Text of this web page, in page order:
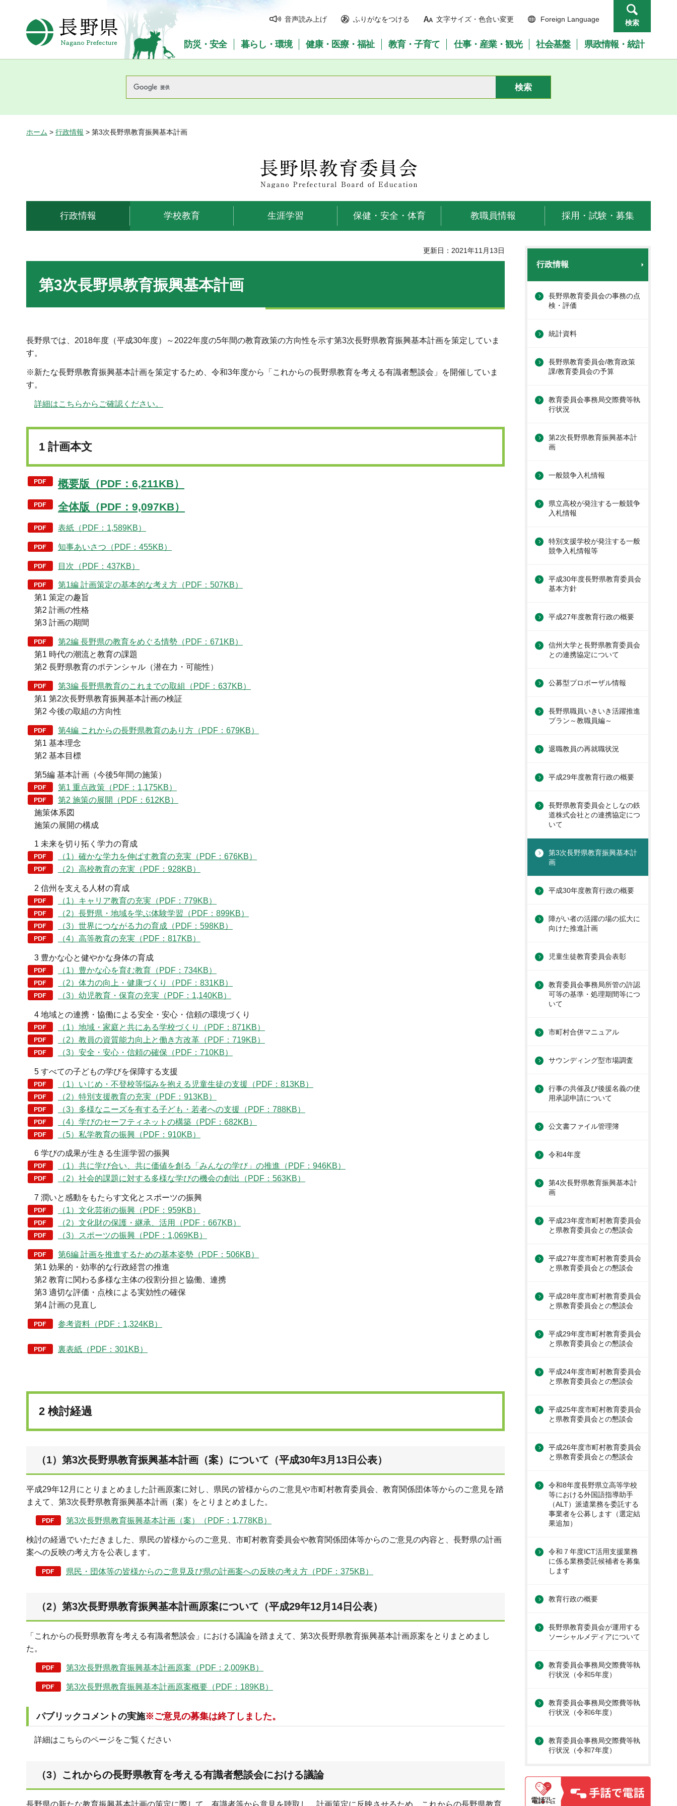
長野県Nagano Prefecture
音声読み上げ ふりがなをつける 文字サイズ・色合い変更 Foreign Language 検索
防災・安全 暮らし・環境 健康・医療・福祉 教育・子育て 仕事・産業・観光 社会基盤 県政情報・統計
ホーム > 行政情報 > 第3次長野県教育振興基本計画
長野県教育委員会
行政情報 学校教育 生涯学習 保健・安全・体育 教職員情報 採用・試験・募集
更新日：2021年11月13日
第3次長野県教育振興基本計画
長野県では、2018年度（平成30年度）～2022年度の5年間の教育政策の方向性を示す第3次長野県教育振興基本計画を策定していま
す。
※新たな長野県教育振興基本計画を策定するため、令和3年度から「これからの長野県教育を考える有識者懇談会」を開催していま
す。
詳細はこちらからご確認ください。
1 計画本文
概要版（PDF：6,211KB）
全体版（PDF：9,097KB）
表紙（PDF：1,589KB）
知事あいさつ（PDF：455KB）
目次（PDF：437KB）
第1編 計画策定の基本的な考え方（PDF：507KB）
第1 策定の趣旨
第2 計画の性格
第3 計画の期間
第2編 長野県の教育をめぐる情勢（PDF：671KB）
第1 時代の潮流と教育の課題
第2 長野県教育のポテンシャル（潜在力・可能性）
第3編 長野県教育のこれまでの取組（PDF：637KB）
第1 第2次長野県教育振興基本計画の検証
第2 今後の取組の方向性
第4編 これからの長野県教育のあり方（PDF：679KB）
第1 基本理念
第2 基本目標
第5編 基本計画（今後5年間の施策）
第1 重点政策（PDF：1,175KB）
第2 施策の展開（PDF：612KB）
施策体系図
施策の展開の構成
1 未来を切り拓く学力の育成
（1）確かな学力を伸ばす教育の充実（PDF：676KB）
（2）高校教育の充実（PDF：928KB）
2 信州を支える人材の育成
（1）キャリア教育の充実（PDF：779KB）
（2）長野県・地域を学ぶ体験学習（PDF：899KB）
（3）世界につながる力の育成（PDF：598KB）
（4）高等教育の充実（PDF：817KB）
3 豊かな心と健やかな身体の育成
（1）豊かな心を育む教育（PDF：734KB）
（2）体力の向上・健康づくり（PDF：831KB）
（3）幼児教育・保育の充実（PDF：1,140KB）
4 地域との連携・協働による安全・安心・信頼の環境づくり
（1）地域・家庭と共にある学校づくり（PDF：871KB）
（2）教員の資質能力向上と働き方改革（PDF：719KB）
（3）安全・安心・信頼の確保（PDF：710KB）
5 すべての子どもの学びを保障する支援
（1）いじめ・不登校等悩みを抱える児童生徒の支援（PDF：813KB）
（2）特別支援教育の充実（PDF：913KB）
（3）多様なニーズを有する子ども・若者への支援（PDF：788KB）
（4）学びのセーフティネットの構築（PDF：682KB）
（5）私学教育の振興（PDF：910KB）
6 学びの成果が生きる生涯学習の振興
（1）共に学び合い、共に価値を創る「みんなの学び」の推進（PDF：946KB）
（2）社会的課題に対する多様な学びの機会の創出（PDF：563KB）
7 潤いと感動をもたらす文化とスポーツの振興
（1）文化芸術の振興（PDF：959KB）
（2）文化財の保護・継承、活用（PDF：667KB）
（3）スポーツの振興（PDF：1,069KB）
第6編 計画を推進するための基本姿勢（PDF：506KB）
第1 効果的・効率的な行政経営の推進
第2 教育に関わる多様な主体の役割分担と協働、連携
第3 適切な評価・点検による実効性の確保
第4 計画の見直し
参考資料（PDF：1,324KB）
裏表紙（PDF：301KB）
2 検討経過
（1）第3次長野県教育振興基本計画（案）について（平成30年3月13日公表）
平成29年12月にとりまとめました計画原案に対し、県民の皆様からのご意見や市町村教育委員会、教育関係団体等からのご意見を踏
まえて、第3次長野県教育振興基本計画（案）をとりまとめました。
第3次長野県教育振興基本計画（案）（PDF：1,778KB）
検討の経過でいただきました、県民の皆様からのご意見、市町村教育委員会や教育関係団体等からのご意見の内容と、長野県の計画
案への反映の考え方を公表します。
県民・団体等の皆様からのご意見及び県の計画案への反映の考え方（PDF：375KB）
（2）第3次長野県教育振興基本計画原案について（平成29年12月14日公表）
「これからの長野県教育を考える有識者懇談会」における議論を踏まえて、第3次長野県教育振興基本計画原案をとりまとめまし
た。
第3次長野県教育振興基本計画原案（PDF：2,009KB）
第3次長野県教育振興基本計画原案概要（PDF：189KB）
パブリックコメントの実施※ご意見の募集は終了しました。
詳細はこちらのページをご覧ください
（3）これからの長野県教育を考える有識者懇談会における議論
長野県の新たな教育振興基本計画の策定に際して、有識者等から意見を聴取し、計画策定に反映させるため、これからの長野県教育
行政情報
長野県教育委員会の事務の点
検・評価
統計資料
長野県教育委員会/教育政策
課/教育委員会の予算
教育委員会事務局交際費等執
行状況
第2次長野県教育振興基本計
画
一般競争入札情報
県立高校が発注する一般競争
入札情報
特別支援学校が発注する一般
競争入札情報等
平成30年度長野県教育委員会
基本方針
平成27年度教育行政の概要
信州大学と長野県教育委員会
との連携協定について
公募型プロポーザル情報
長野県職員いきいき活躍推進
プラン～教職員編～
退職教員の再就職状況
平成29年度教育行政の概要
長野県教育委員会としなの鉄
道株式会社との連携協定につ
いて
第3次長野県教育振興基本計
画
平成30年度教育行政の概要
障がい者の活躍の場の拡大に
向けた推進計画
児童生徒教育委員会表彰
教育委員会事務局所管の許認
可等の基準・処理期間等につ
いて
市町村合併マニュアル
サウンディング型市場調査
行事の共催及び後援名義の使
用承認申請について
公文書ファイル管理簿
令和4年度
第4次長野県教育振興基本計
画
平成23年度市町村教育委員会
と県教育委員会との懇談会
平成27年度市町村教育委員会
と県教育委員会との懇談会
平成28年度市町村教育委員会
と県教育委員会との懇談会
平成29年度市町村教育委員会
と県教育委員会との懇談会
平成24年度市町村教育委員会
と県教育委員会との懇談会
平成25年度市町村教育委員会
と県教育委員会との懇談会
平成26年度市町村教育委員会
と県教育委員会との懇談会
令和8年度長野県立高等学校
等における外国語指導助手
（ALT）派遣業務を委託する
事業者を公募します（選定結
果追加）
令和７年度ICT活用支援業務
に係る業務委託候補者を募集
します
教育行政の概要
長野県教育委員会が運用する
ソーシャルメディアについて
教育委員会事務局交際費等執
行状況（令和5年度）
教育委員会事務局交際費等執
行状況（令和6年度）
教育委員会事務局交際費等執
行状況（令和7年度）